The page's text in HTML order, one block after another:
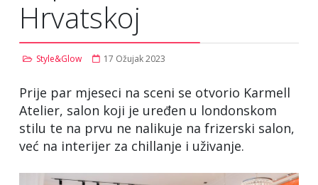
Hrvatskoj
Style&Glow 17 Ožujak 2023
Prije par mjeseci na sceni se otvorio Karmell
Atelier, salon koji je uređen u londonskom
stilu te na prvu ne nalikuje na frizerski salon,
već na interijer za chillanje i uživanje.